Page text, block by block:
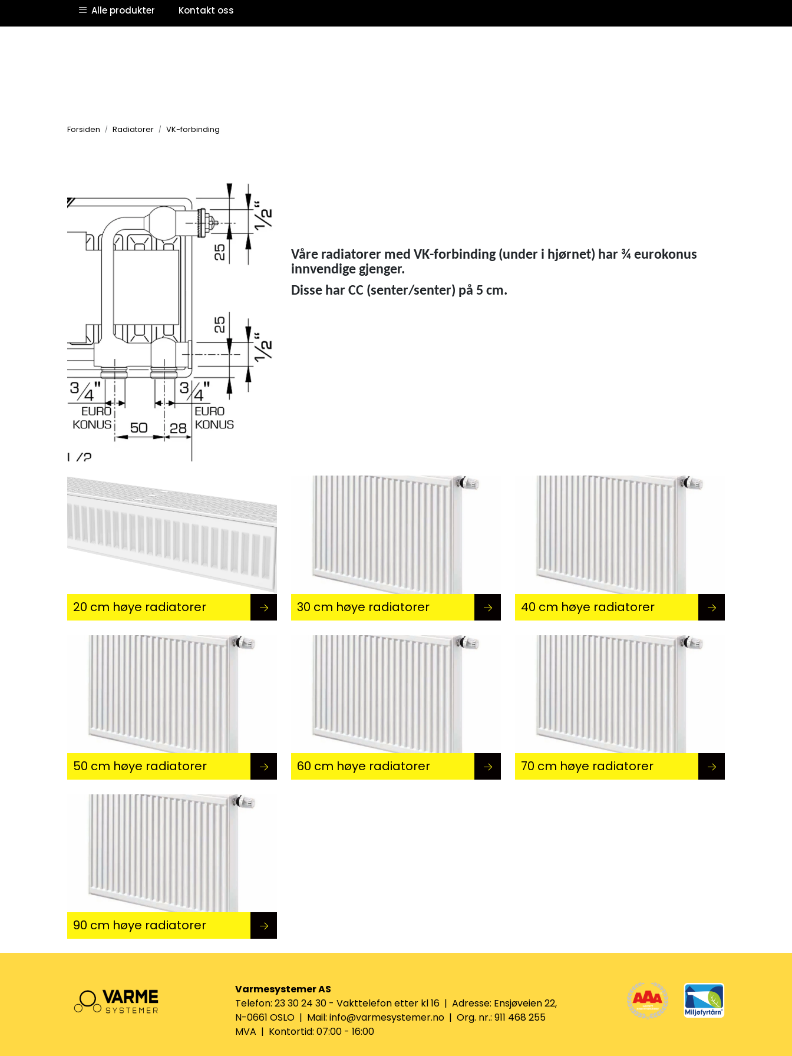
Skip to main contentAlle produkter Kontakt oss
Forsiden Radiatorer VK-forbinding
Våre radiatorer med VK-forbinding (under i hjørnet) har ¾ eurokonus
innvendige gjenger.
Disse har CC (senter/senter) på 5 cm.
20 cm høye radiatorer 30 cm høye radiatorer 40 cm høye radiatorer
50 cm høye radiatorer 60 cm høye radiatorer 70 cm høye radiatorer
90 cm høye radiatorer
Varmesystemer AS
Telefon: 23 30 24 30 - Vakttelefon etter kl 16 | Adresse: Ensjøveien 22,
N-0661 OSLO | Mail: info@varmesystemer.no | Org. nr.: 911 468 255
MVA | Kontortid: 07:00 - 16:00